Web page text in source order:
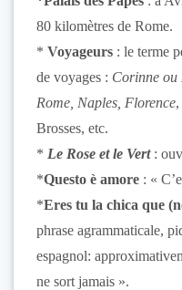
80 kilomètres de Rome.
* Voyageurs : le terme
de voyages : Corinne ou
Rome, Naples, Florence
Brosses, etc.
* Le Rose et le Vert:
*Questo è amore : «
*Eres tu la chica que
phrase agrammaticale,
espagnol:
ne sort jamais ».